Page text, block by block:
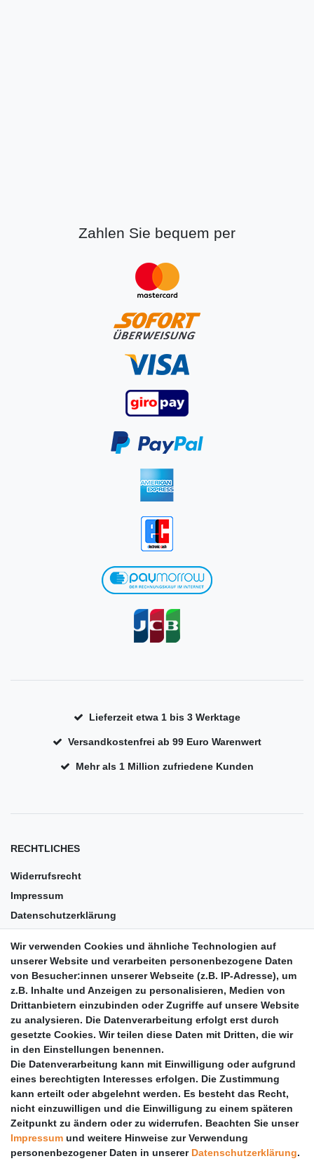
Zahlen Sie bequem per
Lieferzeit etwa 1 bis 3 Werktage
Versandkostenfrei ab 99 Euro Warenwert
Mehr als 1 Million zufriedene Kunden
RECHTLICHES
Widerrufsrecht
Impressum
Datenschutzerklärung
Barrierefreiheit
Anleitungen
Vertrag widerrufen
PARTNER
DHL
GLS
PaketPLUS
SPONSORING
Wir verwenden Cookies und ähnliche Technologien auf
unserer Website und verarbeiten personenbezogene Daten
von Besucher:innen unserer Webseite (z.B. IP-Adresse), um
z.B. Inhalte und Anzeigen zu personalisieren, Medien von
Drittanbietern einzubinden oder Zugriffe auf unsere Website
zu analysieren. Die Datenverarbeitung erfolgt erst durch
gesetzte Cookies. Wir teilen diese Daten mit Dritten, die wir
in den Einstellungen benennen.
Die Datenverarbeitung kann mit Einwilligung oder aufgrund
eines berechtigten Interesses erfolgen. Die Zustimmung
kann erteilt oder abgelehnt werden. Es besteht das Recht,
nicht einzuwilligen und die Einwilligung zu einem späteren
Zeitpunkt zu ändern oder zu widerrufen. Beachten Sie unser
Impressum und weitere Hinweise zur Verwendung
personenbezogener Daten in unserer Daten­schutz­erklärung.